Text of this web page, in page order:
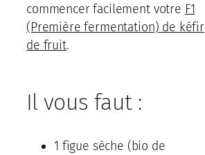
commencer facilement votre F1
(Première fermentation) de kéfir
de fruit.
Il vous faut :
1 figue sèche (bio de